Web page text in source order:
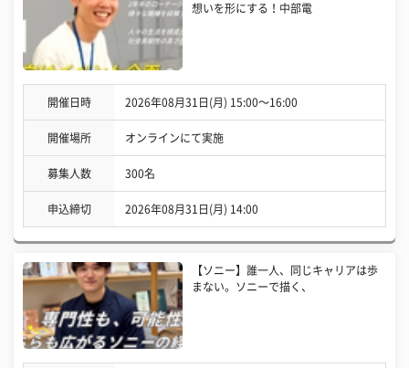
想いを形にする！中部電
開催日時 2026年08月31日(月) 15:00〜16:00
開催場所 オンラインにて実施
募集人数 300名
申込締切 2026年08月31日(月) 14:00
【ソニー】誰一人、同じキャリアは歩
まない。ソニーで描く、